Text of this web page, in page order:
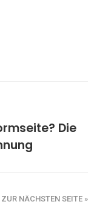
Die
ZUR NÄCHSTEN SEITE »